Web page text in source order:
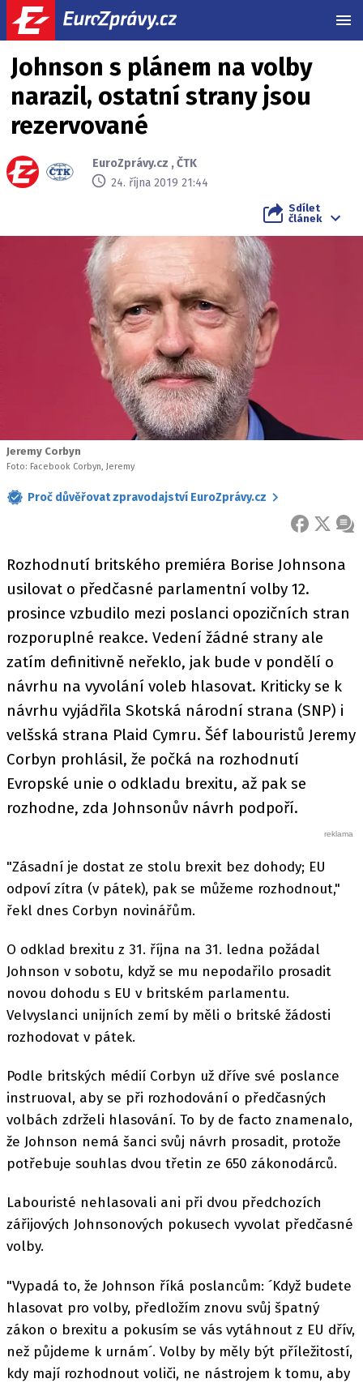
Johnson s plánem na volby
narazil, ostatní strany jsou
rezervované
EuroZprávy.cz ,ČTK
24. října 2019 21:44
Sdílet
článek
Jeremy Corbyn
Foto: Facebook Corbyn, Jeremy
Proč důvěřovat zpravodajství EuroZprávy.cz
FACEBOOK
X
Rozhodnutí britského premiéra Borise Johnsona
usilovat o předčasné parlamentní volby 12.
prosince vzbudilo mezi poslanci opozičních stran
rozporuplné reakce. Vedení žádné strany ale
zatím definitivně neřeklo, jak bude v pondělí o
návrhu na vyvolání voleb hlasovat. Kriticky se k
návrhu vyjádřila Skotská národní strana (SNP) i
velšská strana Plaid Cymru. Šéf labouristů Jeremy
Corbyn prohlásil, že počká na rozhodnutí
Evropské unie o odkladu brexitu, až pak se
rozhodne, zda Johnsonův návrh podpoří.
"Zásadní je dostat ze stolu brexit bez dohody; EU
odpoví zítra (v pátek), pak se můžeme rozhodnout,"
řekl dnes Corbyn novinářům.
O odklad brexitu z 31. října na 31. ledna požádal
Johnson v sobotu, když se mu nepodařilo prosadit
novou dohodu s EU v britském parlamentu.
Velvyslanci unijních zemí by měli o britské žádosti
rozhodovat v pátek.
Podle britských médií Corbyn už dříve své poslance
instruoval, aby se při rozhodování o předčasných
volbách zdrželi hlasování. To by de facto znamenalo,
že Johnson nemá šanci svůj návrh prosadit, protože
potřebuje souhlas dvou třetin ze 650 zákonodárců.
Labouristé nehlasovali ani při dvou předchozích
zářijových Johnsonových pokusech vyvolat předčasné
volby.
"Vypadá to, že Johnson říká poslancům: ´Když budete
hlasovat pro volby, předložím znovu svůj špatný
zákon o brexitu a pokusím se vás vytáhnout z EU dřív,
než půjdeme k urnám´. Volby by měly být příležitostí,
kdy mají rozhodnout voliči, ne nástrojem k tomu, aby